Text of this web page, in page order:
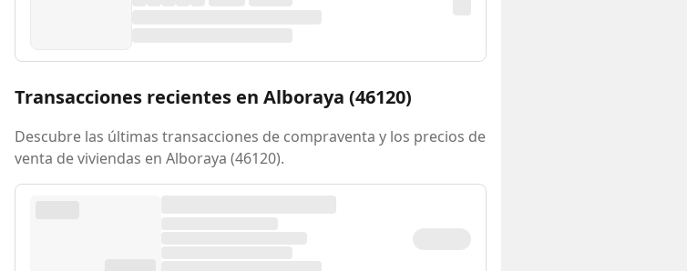
Transacciones recientes en Alboraya (46120)
Descubre las últimas transacciones de compraventa y los precios de
venta de viviendas en Alboraya (46120).